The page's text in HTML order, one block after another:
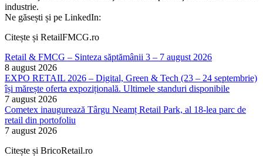
industrie.
Ne găsești și pe LinkedIn:
Citește și RetailFMCG.ro
Retail & FMCG – Sinteza săptămânii 3 – 7 august 2026
8 august 2026
EXPO RETAIL 2026 – Digital, Green & Tech (23 – 24 septembrie)
își mărește oferta expozițională. Ultimele standuri disponibile
7 august 2026
Cometex inaugurează Târgu Neamț Retail Park, al 18-lea parc de
retail din portofoliu
7 august 2026
Citește și BricoRetail.ro